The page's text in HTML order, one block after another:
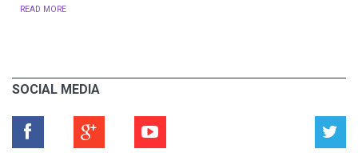
READ MORE
SOCIAL MEDIA